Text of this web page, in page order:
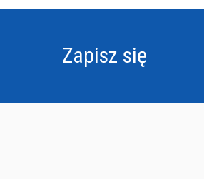
Zapisz się